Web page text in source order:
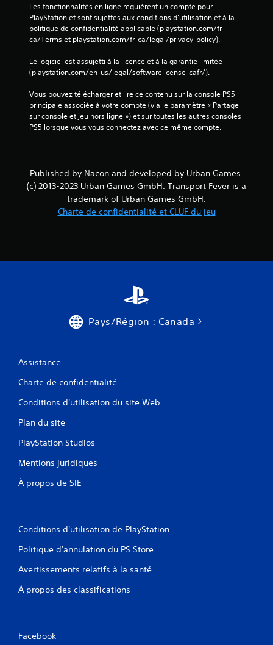
Les fonctionnalités en ligne requièrent un compte pour
PlayStation et sont sujettes aux conditions d’utilisation et à la
politique de confidentialité applicable (playstation.com/fr-
ca/Terms et playstation.com/fr-ca/legal/privacy-policy).
Le logiciel est assujetti à la licence et à la garantie limitée
(playstation.com/en-us/legal/softwarelicense-cafr/).
Vous pouvez télécharger et lire ce contenu sur la console PS5
principale associée à votre compte (via le paramètre « Partage
sur console et jeu hors ligne ») et sur toutes les autres consoles
PS5 lorsque vous vous connectez avec ce même compte.
Published by Nacon and developed by Urban Games.
(c) 2013-2023 Urban Games GmbH. Transport Fever is a
trademark of Urban Games GmbH.
Charte de confidentialité et CLUF du jeu
Pays/Région : Canada
Assistance
Charte de confidentialité
Conditions d'utilisation du site Web
Plan du site
PlayStation Studios
Mentions juridiques
À propos de SIE
Conditions d'utilisation de PlayStation
Politique d'annulation du PS Store
Avertissements relatifs à la santé
À propos des classifications
Facebook